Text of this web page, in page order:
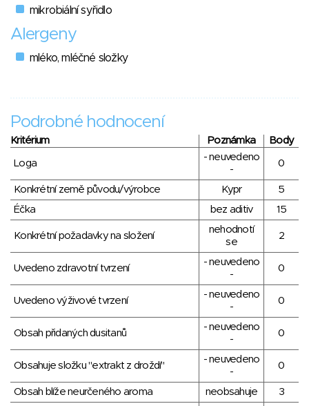
mikrobiální syřidlo
Alergeny
mléko, mléčné složky
Podrobné hodnocení
Kritérium Poznámka Body
Loga
- neuvedeno
-
0
Konkrétní země původu/výrobce Kypr
5
Éčka
bez aditiv 15
Konkrétní požadavky na složení
nehodnotí
se
2
Uvedeno zdravotní tvrzení
- neuvedeno
-
0
Uvedeno výživové tvrzení
- neuvedeno
-
0
Obsah přidaných dusitanů
- neuvedeno
-
0
Obsahuje složku "extrakt z droždí"
- neuvedeno
-
0
Obsah blíže neurčeného aroma neobsahuje
3